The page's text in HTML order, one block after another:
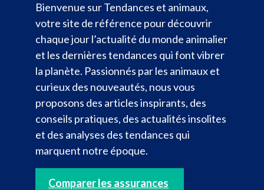
Bienvenue sur Tendances et animaux,
votre site de référence pour découvrir
chaque jour l’actualité du monde animalier
et les dernières tendances qui font vibrer
la planète. Passionnés par les animaux et
curieux des nouveautés, nous vous
proposons des articles inspirants, des
conseils pratiques, des actualités insolites
et des analyses des tendances qui
marquent notre époque.
Comparer les assurances